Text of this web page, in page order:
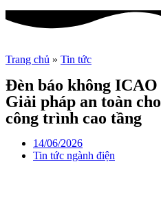
Trang chủ » Tin tức
Đèn báo không ICAO
Giải pháp an toàn
công trình cao tầng
14/06/2026
Tin tức ngành điện